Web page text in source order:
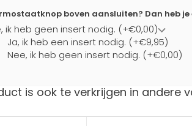
boven aansluiten? Dan heb je
ik heb geen insert nodig. (+€0,00)
Ja, ik heb een insert nodig. (+€9,95)
Nee, ik heb geen insert nodig. (+€0,00)
is ook te verkrijgen in andere